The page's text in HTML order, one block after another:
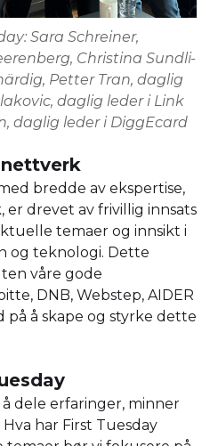
Sara Schreiner,
Christina Sundli-
Petter Tran, daglig
daglig leder i Link
daglig leder i DiggEcard
bredde av ekspertise,
drevet av frivillig innsats
temaer og innsikt i
og teknologi. Dette
våre gode
DNB, Webstep, AIDER
på å skape og styrke dette
dele erfaringer, minner
har First Tuesday